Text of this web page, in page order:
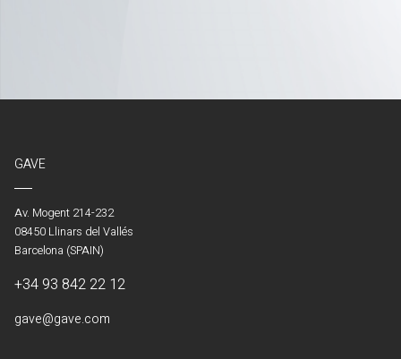
GAVE
Av. Mogent 214-232
08450 Llinars del Vallés
Barcelona (SPAIN)
+34 93 842 22 12
gave@gave.com